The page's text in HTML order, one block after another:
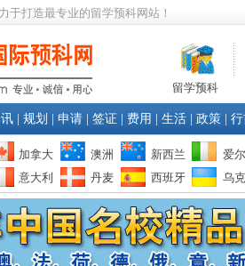
于打造最专业的留学预科网站！
留学预科
规划 申请 签证 费用 生活 政策
加拿大 澳洲 新西兰
爱
意大利 丹麦 西班牙 乌